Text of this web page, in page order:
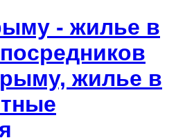
- жилье в